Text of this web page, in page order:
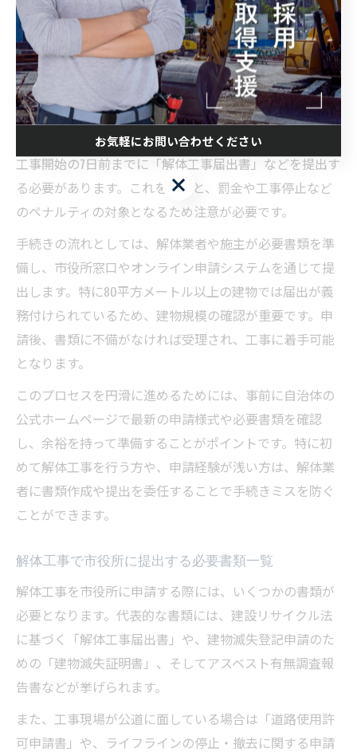
建物解体で市役所へ申請する流れ
と注意点
建物解体における市役所申請の手順解説
解体工事を行う際、市役所への申請手続きは必須です。
まず、建設リサイクル法や自治体ごとの条例に基づき、
工事開始の7日前までに「解体工事届出書」などを提出す
る必要があります。これを怠ると、罰金や工事停止など
のペナルティの対象となるため注意が必要です。
手続きの流れとしては、解体業者や施主が必要書類を準
備し、市役所窓口やオンライン申請システムを通じて提
出します。特に80平方メートル以上の建物では届出が義
務付けられているため、建物規模の確認が重要です。申
請後、書類に不備がなければ受理され、工事に着手可能
となります。
このプロセスを円滑に進めるためには、事前に自治体の
公式ホームページで最新の申請様式や必要書類を確認
し、余裕を持って準備することがポイントです。特に初
めて解体工事を行う方や、申請経験が浅い方は、解体業
者に書類作成や提出を委任することで手続きミスを防ぐ
ことができます。
解体工事で市役所に提出する必要書類一覧
解体工事を市役所に申請する際には、いくつかの書類が
必要となります。代表的な書類には、建設リサイクル法
に基づく「解体工事届出書」や、建物滅失登記申請のた
めの「建物滅失証明書」、そしてアスベスト有無調査報
告書などが挙げられます。
また、工事現場が公道に面している場合は「道路使用許
可申請書」や、ライフラインの停止・撤去に関する申請
お気軽にお問い合わせください
お気軽にお問い合わせください